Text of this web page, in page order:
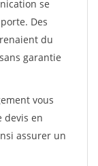
se
Des
du
garantie
vous
devis en
assurer un